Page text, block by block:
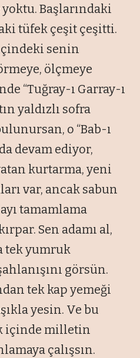
Başlarındaki
tüfek çeşit çeşitti.
senin
ölçmeye
“Tuğray-ı Garray-ı
yaldızlı sofra
o “Bab-ı
devam ediyor,
kurtarma, yeni
var, ancak sabun
tamamlama
Sen adamı al,
tek yumruk
görsün.
tek kap yemeği
yesin. Ve bu
içinde milletin
çalışsın.